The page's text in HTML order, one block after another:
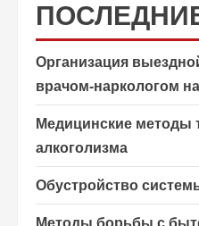
Организация
врачом-наркологом
Медицинские методы
алкоголизма
Обустройство